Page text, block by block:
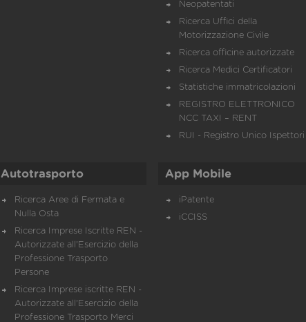
Neopatentati
Ricerca Uffici della
Motorizzazione Civile
Ricerca officine autorizzate
Ricerca Medici Certificatori
Statistiche immatricolazioni
REGISTRO ELETTRONICO
NCC TAXI – RENT
RUI - Registro Unico Ispettori
Autotrasporto
Ricerca Aree di Fermata e
Nulla Osta
Ricerca Imprese Iscritte REN -
Autorizzate all'Esercizio della
Professione Trasporto
Persone
Ricerca Imprese iscritte REN -
Autorizzate all'Esercizio della
Professione Trasporto Merci
App Mobile
iPatente
iCCISS